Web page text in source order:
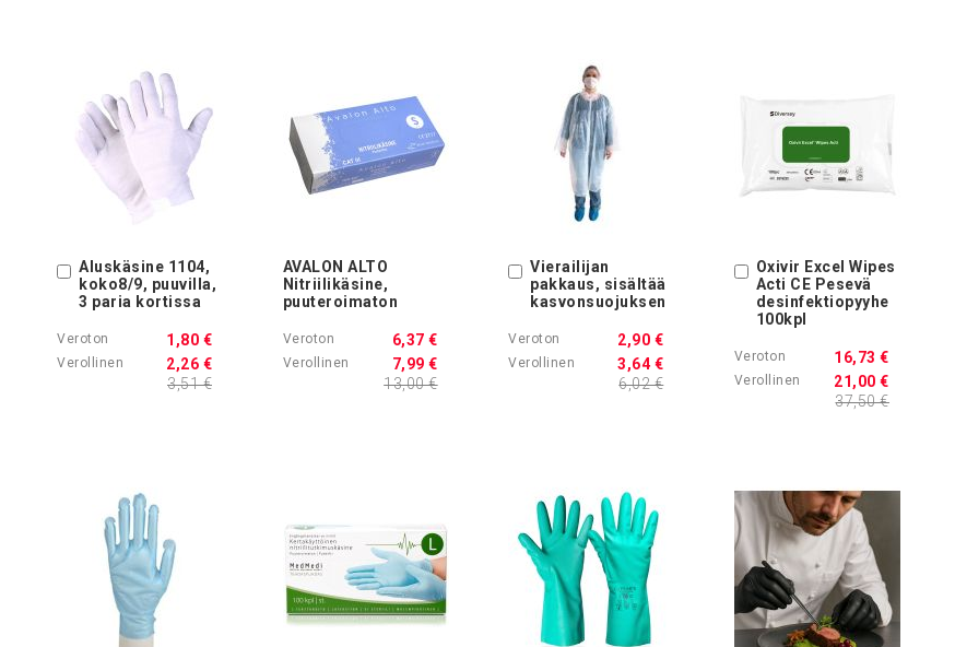
Aluskäsine 1104,
koko8/9, puuvilla,
3 paria kortissa
2,26 €
1,80 €
3,51 €
Ostoskoriin
AVALON ALTO
Nitriilikäsine,
puuteroimaton
7,99 €
6,37 €
13,00 €
Vierailijan
pakkaus, sisältää
kasvonsuojuksen
3,64 €
2,90 €
6,02 €
Ostoskoriin
Oxivir Excel Wipes
Acti CE Pesevä
desinfektiopyyhe
100kpl
21,00 €
16,73 €
37,50 €
Ostoskoriin